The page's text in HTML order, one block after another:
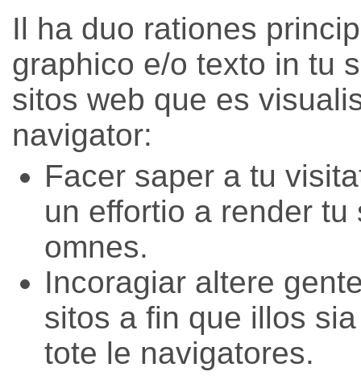
Il ha duo rationes
graphico e/o texto in tu
sitos web que es
navigator:
Facer saper a tu
un effortio a render
omnes.
Incoragiar altere
sitos a fin que illos
tote le navigatores.